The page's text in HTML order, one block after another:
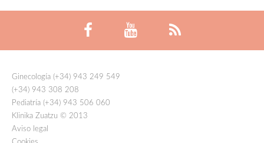
Ginecología (+34) 943 249 549
(+34) 943 308 208
Pediatría (+34) 943 506 060
Klinika Zuatzu © 2013
Aviso legal